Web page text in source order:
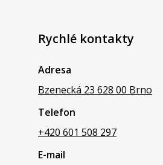
Rychlé kontakty
Adresa
Bzenecká 23 628 00 Brno
Telefon
+420 601 508 297
E-mail